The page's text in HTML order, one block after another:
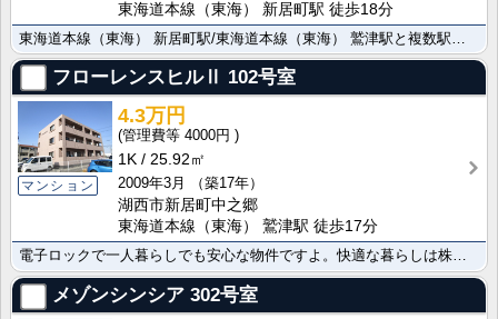
東海道本線（東海） 新居町駅 徒歩18分
東海道本線（東海） 新居町駅/東海道本線（東海） 鷲津駅と複数駅アクセス可能。便利なカウンターキッチ･･･
フローレンスヒルⅡ 102号室
マンション
4.3万円
4000円
1K
25.92㎡
2009年3月
（築17年）
湖西市新居町中之郷
東海道本線（東海） 鷲津駅 徒歩17分
電子ロックで一人暮らしでも安心な物件ですよ。快適な暮らしは株式会社アモルテにお任せください エアコン･･･
メゾンシンシア 302号室